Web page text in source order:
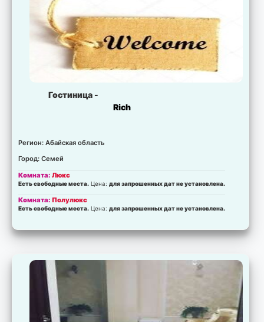
Гостиница -
Rich
Регион: Абайская область
Город: Семей
Комната:Люкс
Есть свободные места. Цена:для запрошенных дат не установлена.
Комната:Полулюкс
Есть свободные места. Цена:для запрошенных дат не установлена.